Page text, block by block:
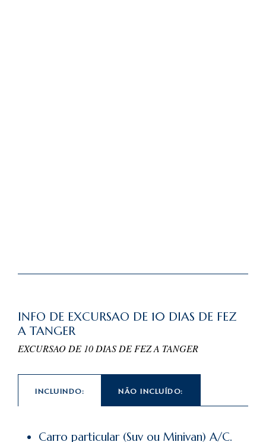
INFO DE EXCURSAO DE 10 DIAS DE FEZ
A TANGER
EXCURSAO DE 10 DIAS DE FEZ A TANGER
INCLUINDO: NÃO INCLUÍDO:
Carro particular (Suv ou Minivan) A/C.